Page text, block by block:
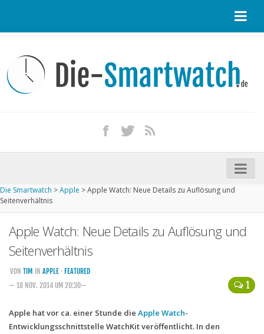
Kontakt / Tipp geben
Impressum
iPhone kaufen
Startseite
Kommende Smartwatches
Handytarife
Smartphonetarife
Die Smartwatch >Apple >Apple Watch: Neue Details zu Auflösung und
Seitenverhältnis
Apple Watch: Neue Details zu Auflösung und
Seitenverhältnis
1
VON TIM IN APPLE · FEATURED
— 18 NOV. 2014 UM 20:30—
Apple hat vor ca. einer Stunde die Apple Watch-
Entwicklungsschnittstelle WatchKit veröffentlicht. In den